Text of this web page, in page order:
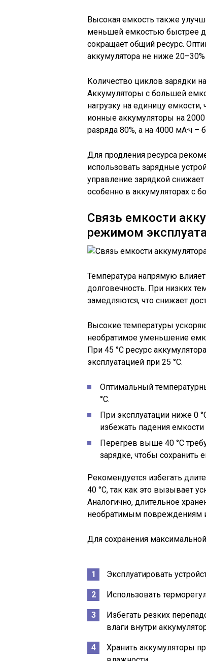
Высокая емкость также
меньшей емкостью быстрее
сокращает общий ресурс.
аккумулятора не ниже
Количество циклов зарядки
Аккумуляторы с большей
нагрузку на единицу
ионные аккумуляторы на
разряда 80%, а на 4000 мА·ч –
Для продления ресурса
использовать зарядные
управление зарядкой
особенно в аккумуляторах с
Связь емкости
режимом
Температура напрямую
долговечность. При низких
замедляются, что снижает
Высокие температуры
необратимое уменьшение
При 45 °C ресурс
эксплуатацией при 25 °C.
Оптимальный
°C.
При эксплуатации ниже 0
избежать падения
Перегрев выше 40 °C
зарядке, чтобы сохранить
Рекомендуется избегать
40 °C, так как это вызывает
Аналогично, длительное
необратимым повреждениям
Для сохранения
Эксплуатировать
Использовать
Избегать резких
влаги внутри
Хранить аккумуляторы